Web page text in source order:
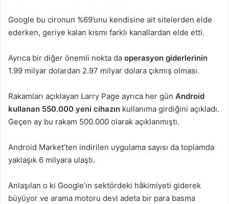
Google bu cironun %69’unu kendisine ait sitelerden elde
ederken, geriye kalan kısmı farklı kanallardan elde etti.
Ayrıca bir diğer önemli nokta da operasyon giderlerinin
1.99 milyar dolardan 2.97 milyar dolara çıkmış olması.
Rakamları açıklayan Larry Page ayrıca her gün Android
kullanan 550.000 yeni cihazın kullanıma girdiğini açıkladı.
Geçen ay bu rakam 500.000 olarak açıklanmıştı.
Android Market’ten indirilen uygulama sayısı da toplamda
yaklaşık 6 milyara ulaştı.
Anlaşılan o ki Google’ın sektördeki hâkimiyeti giderek
büyüyor ve arama motoru devi adeta bir para basma